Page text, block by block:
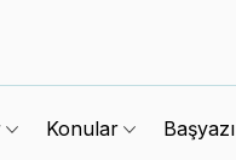
Konular Başyazı